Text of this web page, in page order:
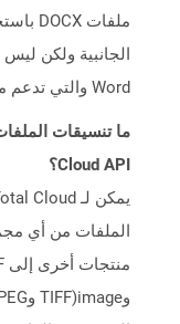
Word والتي تدعم ملحقات ملف DOC.
Cloud API؟
الملفات من أي